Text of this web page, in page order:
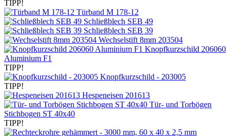
TIPP!
Türband M 178-12
Schließblech SEB 49
Schließblech SEB 39
Wechselstift 8mm 203504
Knopfkurzschild 206060
Aluminium F1
TIPP!
Knopfkurzschild - 203005
TIPP!
Hespeneisen 201613
Tür- und Torbögen
Stichbogen ST 40x40
TIPP!